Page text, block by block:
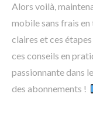
Alors voilà,
mobile sans frais
claires et ces
ces conseils en
passionnante dans
des abonnements !